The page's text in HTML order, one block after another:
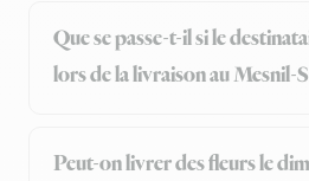
Que se passe-t-il si le
lors de la livraison au Mesnil-
Peut-on livrer des fleurs le